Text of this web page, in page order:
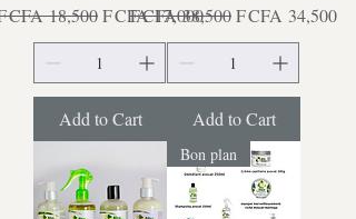
Price
CFA 18,500Sale Price
F CFA 17,000
Add to Cart
Regular Price
F CFA 38,500Sale Price
F CFA 34,500
Add to Cart
Bon plan